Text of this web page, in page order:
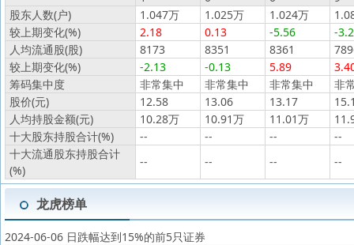
股东人数(户)
1.047万 1.025万 1.024万
较上期变化(%)
2.18 0.13 -5.56
-
人均流通股(股)
8173 8351 8361
较上期变化(%)
-2.13 -0.13 5.89
筹码集中度
非常集中 非常集中 非常集中
非
股价(元)
12.58 13.06 13.17
人均持股金额(元)
10.28万 10.91万 11.01万
十大股东持股合计(%)
-- -- --
--
十大流通股东持股合计
(%)
-- -- -- --
龙虎榜单
2024-06-06 日跌幅达到15%的前5只证券